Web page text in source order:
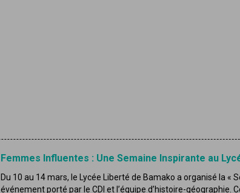
Femmes Influentes : Une Semaine Inspirante au
Du 10 au 14 mars, le Lycée Liberté de Bamako a organisé la «
événement porté par le CDI et l’équipe d’histoire-géographie.